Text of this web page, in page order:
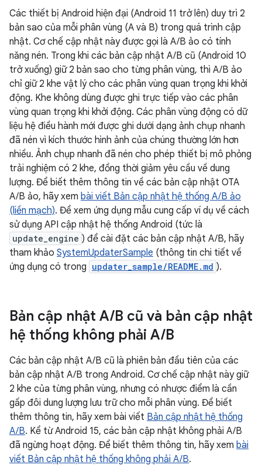
Các thiết bị Android hiện đại (Android 11 trở lên) duy trì 2
bản sao của mỗi phân vùng (A và B) trong quá trình cập
nhật. Cơ chế cập nhật này được gọi là A/B ảo có tính
năng nén. Trong khi các bản cập nhật A/B cũ (Android 10
trở xuống) giữ 2 bản sao cho từng phân vùng, thì A/B ảo
chỉ giữ 2 khe vật lý cho các phân vùng quan trọng khi khởi
động. Khe không dùng được ghi trực tiếp vào các phân
vùng quan trọng khi khởi động. Các phân vùng động có dữ
liệu hệ điều hành mới được ghi dưới dạng ảnh chụp nhanh
đã nén vì kích thước hình ảnh của chúng thường lớn hơn
nhiều. Ảnh chụp nhanh đã nén cho phép thiết bị mô phỏng
trải nghiệm có 2 khe, đồng thời giảm yêu cầu về dung
lượng. Để biết thêm thông tin về các bản cập nhật OTA
A/B ảo, hãy xem bài viết Bản cập nhật hệ thống A/B ảo
(liền mạch). Để xem ứng dụng mẫu cung cấp ví dụ về cách
sử dụng API cập nhật hệ thống Android (tức là
update_engine ) để cài đặt các bản cập nhật A/B, hãy
tham khảo SystemUpdaterSample (thông tin chi tiết về
ứng dụng có trong updater_sample/README.md ).
Bản cập nhật A/B cũ và bản cập nhật
hệ thống không phải A/B
Các bản cập nhật A/B cũ là phiên bản đầu tiên của các
bản cập nhật A/B trong Android. Cơ chế cập nhật này giữ
2 khe của từng phân vùng, nhưng có nhược điểm là cần
gấp đôi dung lượng lưu trữ cho mỗi phân vùng. Để biết
thêm thông tin, hãy xem bài viết Bản cập nhật hệ thống
A/B. Kể từ Android 15, các bản cập nhật không phải A/B
đã ngừng hoạt động. Để biết thêm thông tin, hãy xem bài
viết Bản cập nhật hệ thống không phải A/B.